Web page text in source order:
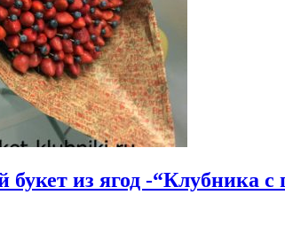
из ягод -“Клубника с